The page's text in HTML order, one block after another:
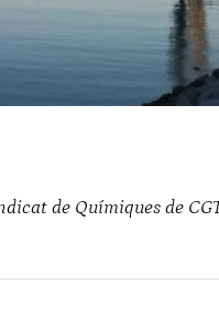
de Químiques de